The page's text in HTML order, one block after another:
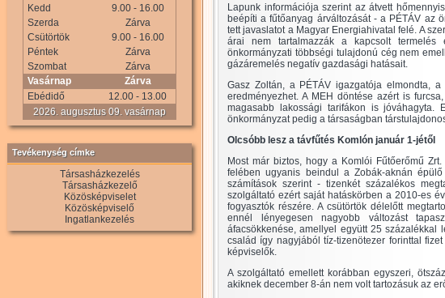
Kedd
9.00 - 16.00
Szerda
Zárva
Csütörtök
9.00 - 16.00
Péntek
Zárva
Szombat
Zárva
Vasárnap
Zárva
Ebédidő
12.00 - 13.00
2026. augusztus 09. vasárnap
Tevékenység címke
Társasházkezelés
Társasházkezelő
Közösképviselet
Közösképviselő
Ingatlankezelés
Lapunk információja szerint az átvett
beépíti a fűtőanyag árváltozását - a PÉTÁV az
tett javaslatot a Magyar Energiahivatal felé. A
árai nem tartalmazzák a kapcsolt termelés
önkormányzati többségi tulajdonú cég nem
gázáremelés negatív gazdasági hatásait.
Gasz Zoltán, a PÉTÁV igazgatója elmondta,
eredményezhet. A MEH döntése azért is
magasabb lakossági tarifákon is
önkormányzat pedig a társaságban
Olcsóbb lesz a távfűtés Komlón január 1-jétől
Most már biztos, hogy a Komlói Fűtőerőmű
felében ugyanis beindul a Zobák-aknán
számítások szerint - tizenkét százalékos
szolgáltató ezért saját hatáskörben a 2010-es
fogyasztók részére. A csütörtök délelőtt
ennél lényegesen nagyobb változást
áfacsökkenése, amellyel együtt 25 százalékkal
család így nagyjából tíz-tizenötezer forinttal
képviselők.
A szolgáltató emellett korábban egyszeri,
akiknek december 8-án nem volt tartozásuk az